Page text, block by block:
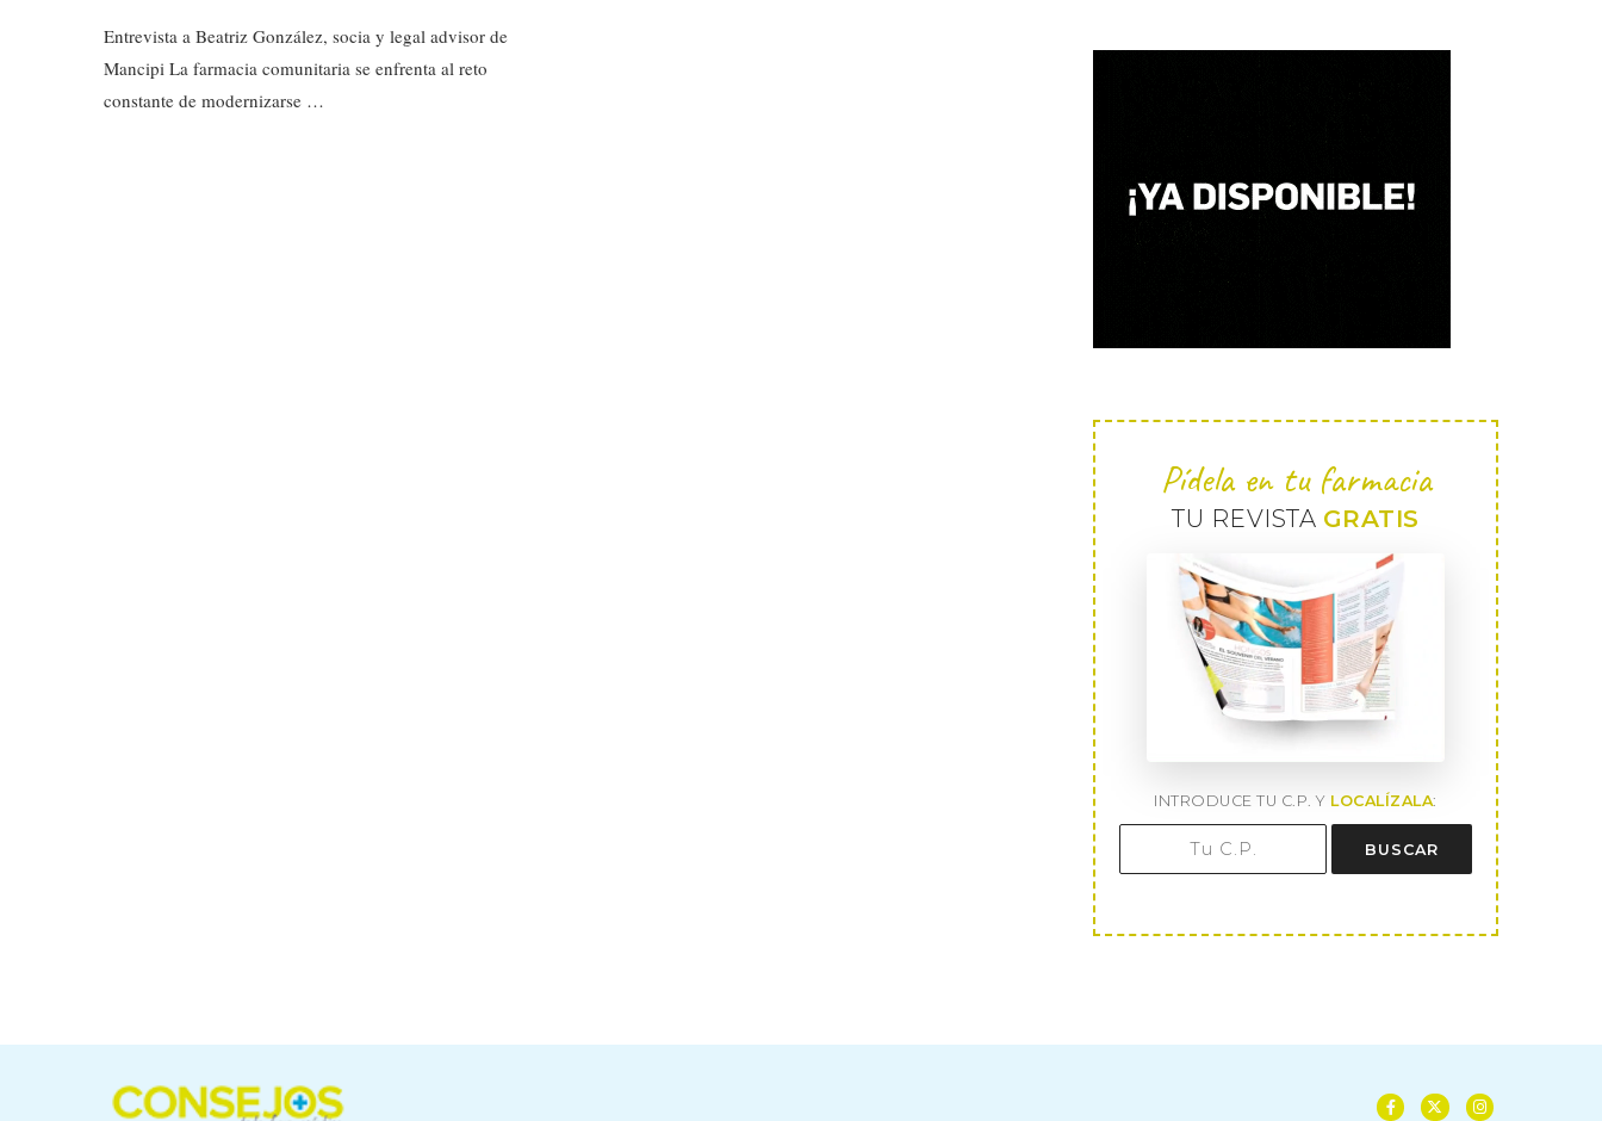
Entrevista a Beatriz González, socia y legal advisor de
Mancipi La farmacia comunitaria se enfrenta al reto
constante de modernizarse …
Pídela en tu farmacia
TU REVISTA GRATIS
INTRODUCE TU C.P. Y LOCALÍZALA:
BUSCAR